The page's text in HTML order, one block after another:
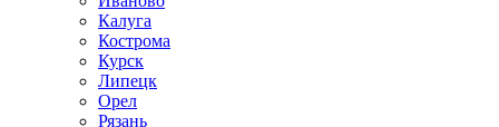
Калуга
Кострома
Курск
Липецк
Орел
Рязань